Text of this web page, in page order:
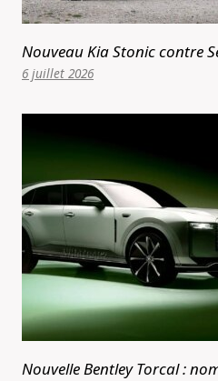
Nouveau Kia Stonic contre
6 juillet 2026
Nouvelle Bentley Torcal :